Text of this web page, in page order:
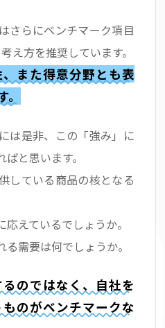
さらにベンチマーク項目
え方を推奨しています。
また得意分野とも表
は是非、この「強み」に
と思います。
している商品の核となる
えているでしょうか。
需要は何でしょうか。
のではなく、自社を
のがベンチマークな